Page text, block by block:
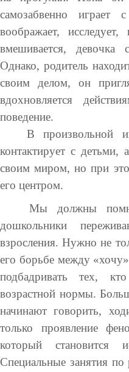
самозабвенно
воображает,
вмешивается, девочка
Однако, родитель
своим делом, он
вдохновляется
поведение.
В произвольной
контактирует с детьми,
своим миром, но при
его центром.
Мы должны
дошкольники
взросления. Нужно не
его борьбе между
подбадривать тех,
возрастной нормы.
начинают говорить,
только проявление
который становится
Специальные занятия